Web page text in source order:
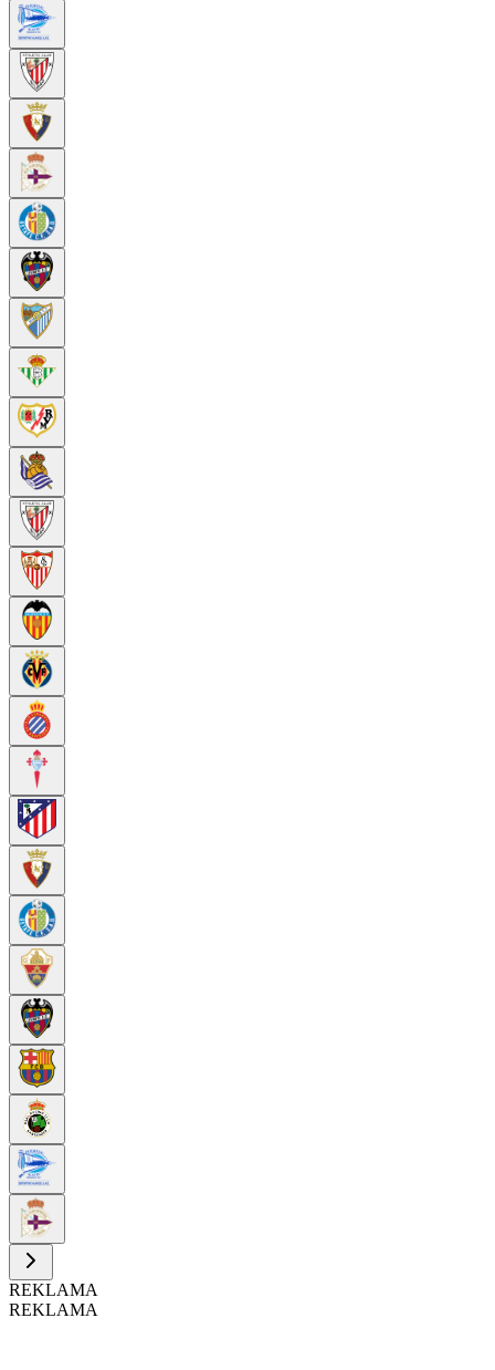
REKLAMA
REKLAMA